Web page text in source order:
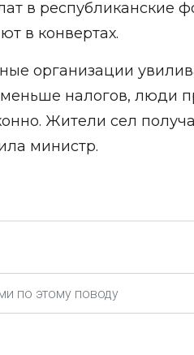
в республиканские
в конвертах.
организации
налогов, люди
Жители сел
министр.